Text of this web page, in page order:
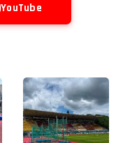
YouTube